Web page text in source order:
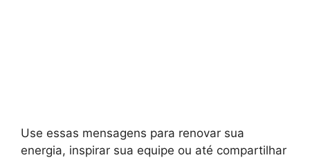
Use essas mensagens para renovar sua
energia, inspirar sua equipe ou até compartilhar